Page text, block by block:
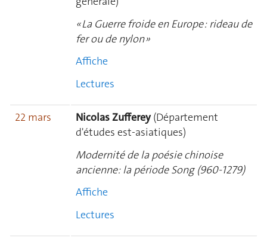
« La Guerre froide en Europe : rideau de
fer ou de nylon »
Affiche
Lectures
22 mars Nicolas Zufferey(Département
d'études est-asiatiques)
Modernité de la poésie chinoise
ancienne: la période Song (960-1279)
Affiche
Lectures